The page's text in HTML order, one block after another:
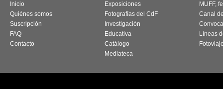
Inicio
Quiénes somos
Suscripción
FAQ
Contacto
Exposiciones
Fotografías del CdF
Investigación
Educativa
Catálogo
Mediateca
MUFF,
Canal
Líneas